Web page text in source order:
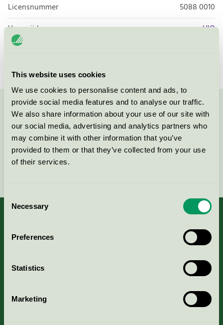
This website uses cookies
We use cookies to personalise content and ads, to
provide social media features and to analyse our traffic.
We also share information about your use of our site with
our social media, advertising and analytics partners who
may combine it with other information that you’ve
provided to them or that they’ve collected from your use
of their services.
Consent
Selection
Necessary
Preferences
Statistics
Marketing
Licensnummer
5088 0010
Varumärke
VIO
Licensnummer
Kontakta oss på08-55 55 24 00eller via formuläret:
Aktuella Remisser
Nordic Ecolabelling Portal